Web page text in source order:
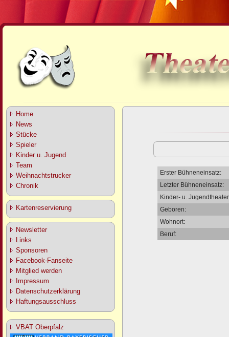
Home
News
Stücke
Spieler
Kinder u. Jugend
Team
Weihnachtstrucker
Chronik
Kartenreservierung
Newsletter
Links
Sponsoren
Facebook-Fanseite
Mitglied werden
Impressum
Datenschutzerklärung
Haftungsausschluss
VBAT Oberpfalz
Erster Bühneneinsatz:
Letzter Bühneneinsatz:
Kinder- u.
Geboren:
Wohnort:
Beruf: